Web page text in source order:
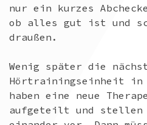
nur ein kurzes
ob alles gut ist und
draußen.
Wenig später die
Hörtrainingseinheit in
haben eine neue
aufgeteilt und stellen